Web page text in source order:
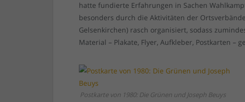
hatte fundierte Erfahrungen in Sachen
besonders durch die Aktivitäten der
Gelsenkirchen) rasch organisiert, sodass
Material – Plakate, Flyer, Aufkleber, Postkarten –
Postkarte von 1980: Die Grünen und Joseph Beuys